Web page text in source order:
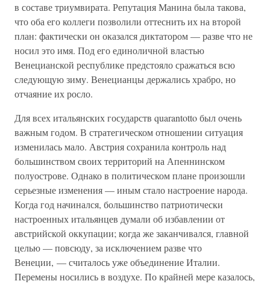
в составе триумвирата. Репутация Манина была такова,
что оба его коллеги позволили оттеснить их на второй
план: фактически он оказался диктатором — разве что не
носил это имя. Под его единоличной властью
Венецианской республике предстояло сражаться всю
следующую зиму. Венецианцы держались храбро, но
отчаяние их росло.
Для всех итальянских государств quarantotto был очень
важным годом. В стратегическом отношении ситуация
изменилась мало. Австрия сохранила контроль над
большинством своих территорий на Апеннинском
полуострове. Однако в политическом плане произошли
серьезные изменения — иным стало настроение народа.
Когда год начинался, большинство патриотически
настроенных итальянцев думали об избавлении от
австрийской оккупации; когда же заканчивался, главной
целью — повсюду, за исключением разве что
Венеции, — считалось уже объединение Италии.
Перемены носились в воздухе. По крайней мере казалось,